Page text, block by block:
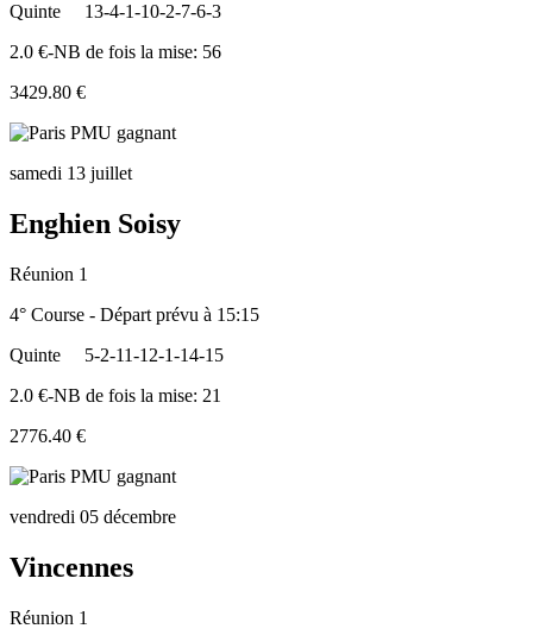
Quinte
13-4-1-10-2-7-6-3
2.0 €-NB de fois la mise: 56
3429.80 €
samedi 13 juillet
Enghien Soisy
Réunion 1
4° Course - Départ prévu à 15:15
Quinte
5-2-11-12-1-14-15
2.0 €-NB de fois la mise: 21
2776.40 €
vendredi 05 décembre
Vincennes
Réunion 1